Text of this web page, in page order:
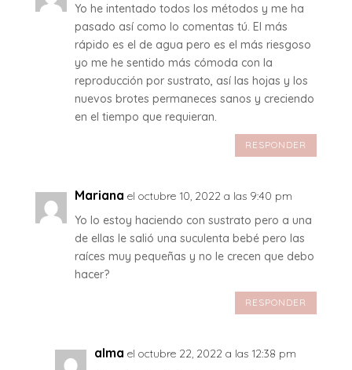
Yo he intentado todos los métodos y me ha
pasado así como lo comentas tú. El más
rápido es el de agua pero es el más riesgoso
yo me he sentido más cómoda con la
reproducción por sustrato, así las hojas y los
nuevos brotes permaneces sanos y creciendo
en el tiempo que requieran.
RESPONDER
Mariana el octubre 10, 2022 a las 9:40 pm
Yo lo estoy haciendo con sustrato pero a una
de ellas le salió una suculenta bebé pero las
raíces muy pequeñas y no le crecen que debo
hacer?
RESPONDER
alma el octubre 22, 2022 a las 12:38 pm